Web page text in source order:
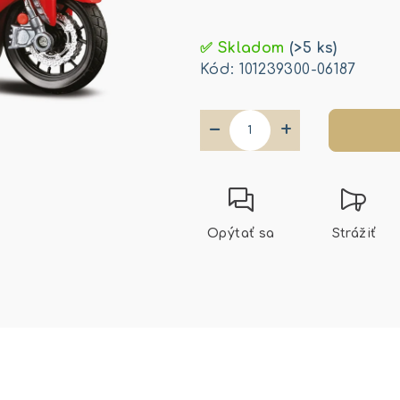
cena:
✅ Skladom (>5 ks)
Kód: 101239300-06187
+
−
Opýtať sa Strážiť